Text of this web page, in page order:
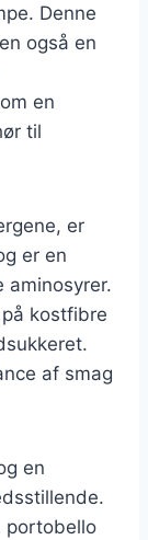
Denne
også en
en
til
er
er en
aminosyrer.
kostfibre
af smag
en
portobello